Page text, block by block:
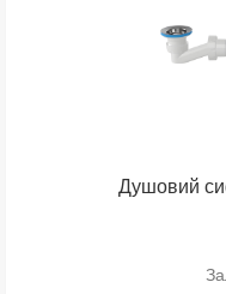
Душовий